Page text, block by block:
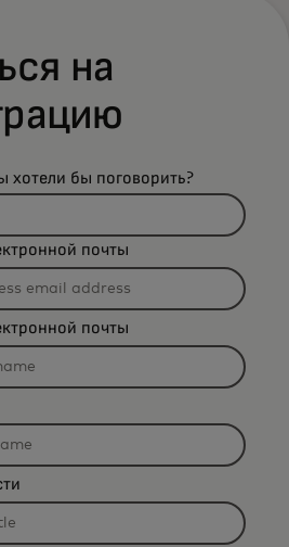
на
хотели бы поговорить?
почты
почты